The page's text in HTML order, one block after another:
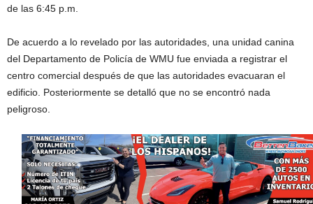
de las 6:45 p.m.
De acuerdo a lo revelado por las autoridades, una unidad canina
del Departamento de Policía de WMU fue enviada a registrar el
centro comercial después de que las autoridades evacuaran el
edificio. Posteriormente se detalló que no se encontró nada
peligroso.